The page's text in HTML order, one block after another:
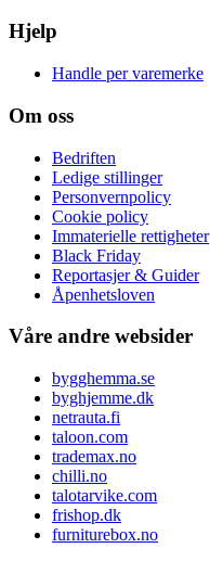
Hjelp
Handle per varemerke
Om oss
Bedriften
Ledige stillinger
Personvernpolicy
Cookie policy
Immaterielle rettigheter
Black Friday
Reportasjer & Guider
Åpenhetsloven
Våre andre websider
bygghemma.se
byghjemme.dk
netrauta.fi
taloon.com
trademax.no
chilli.no
talotarvike.com
frishop.dk
furniturebox.no